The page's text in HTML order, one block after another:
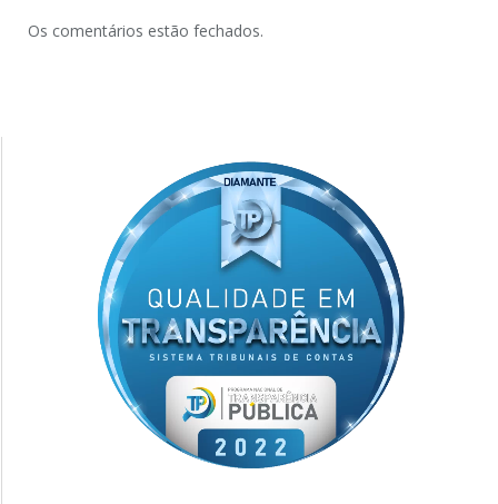
Os comentários estão fechados.